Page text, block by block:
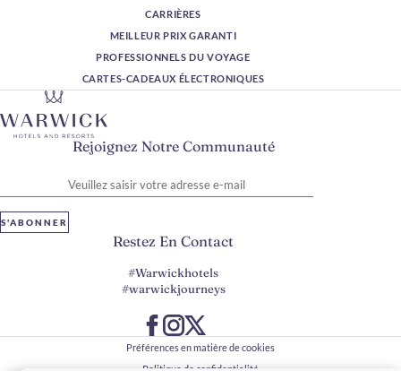
CARRIÈRES
MEILLEUR PRIX GARANTI
PROFESSIONNELS DU VOYAGE
CARTES-CADEAUX ÉLECTRONIQUES
Rejoignez Notre Communauté
S'ABONNER
Restez En Contact
#Warwickhotels
#warwickjourneys
Préférences en matière de cookies